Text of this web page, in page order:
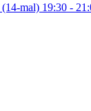
(14-mal) 19:30 -